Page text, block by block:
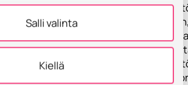
Salli valinta
Kiellä
2.
simulaatioiden
sovellusten
3. EMC-